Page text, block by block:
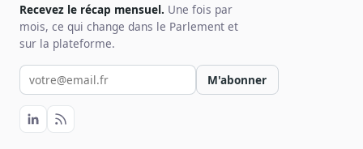
Recevez le récap mensuel. Une fois par
mois, ce qui change dans le Parlement et
sur la plateforme.
Votre email pour la newsletter
M'abonner